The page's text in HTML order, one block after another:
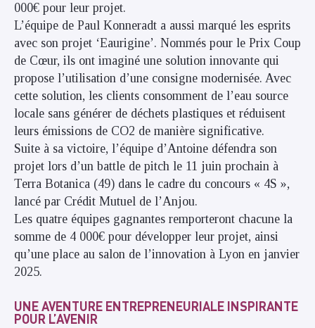
000€ pour leur projet.
L’équipe de Paul Konneradt a aussi marqué les esprits
avec son projet ‘Eaurigine’. Nommés pour le Prix Coup
de Cœur, ils ont imaginé une solution innovante qui
propose l’utilisation d’une consigne modernisée. Avec
cette solution, les clients consomment de l’eau source
locale sans générer de déchets plastiques et réduisent
leurs émissions de CO2 de manière significative.
Suite à sa victoire, l’équipe d’Antoine défendra son
projet lors d’un battle de pitch le 11 juin prochain à
Terra Botanica (49) dans le cadre du concours « 4S »,
lancé par Crédit Mutuel de l’Anjou.
Les quatre équipes gagnantes remporteront chacune la
somme de 4 000€ pour développer leur projet, ainsi
qu’une place au salon de l’innovation à Lyon en janvier
2025.
UNE AVENTURE ENTREPRENEURIALE INSPIRANTE
POUR L’AVENIR